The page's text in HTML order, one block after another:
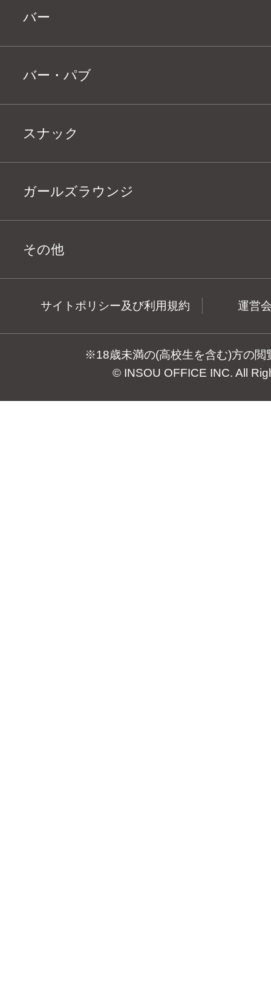
バー
バー・パブ
スナック
ガールズラウンジ
その他
サイトポリシー及び利用規約 運営
※18歳未満の(高校生を含む)方の閲
© INSOU OFFICE INC. All